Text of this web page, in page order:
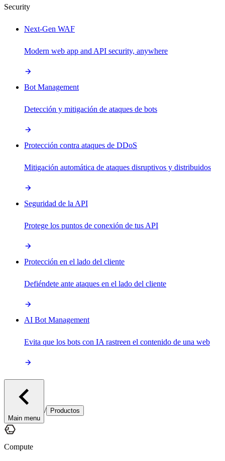
Security
Next-Gen WAF
Modern web app and API security, anywhere
Bot Management
Detección y mitigación de ataques de bots
Protección contra ataques de DDoS
Mitigación automática de ataques disruptivos y distribuidos
Seguridad de la API
Protege los puntos de conexión de tus API
Protección en el lado del cliente
Defiéndete ante ataques en el lado del cliente
AI Bot Management
Evita que los bots con IA rastreen el contenido de una web
Main menu
/ Productos
Compute